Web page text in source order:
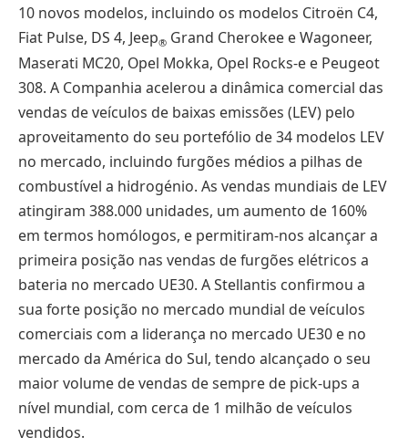
10 novos modelos, incluindo os modelos Citroën C4,
Fiat Pulse, DS 4, Jeep® Grand Cherokee e Wagoneer,
Maserati MC20, Opel Mokka, Opel Rocks-e e Peugeot
308. A Companhia acelerou a dinâmica comercial das
vendas de veículos de baixas emissões (LEV) pelo
aproveitamento do seu portefólio de 34 modelos LEV
no mercado, incluindo furgões médios a pilhas de
combustível a hidrogénio. As vendas mundiais de LEV
atingiram 388.000 unidades, um aumento de 160%
em termos homólogos, e permitiram-nos alcançar a
primeira posição nas vendas de furgões elétricos a
bateria no mercado UE30. A Stellantis confirmou a
sua forte posição no mercado mundial de veículos
comerciais com a liderança no mercado UE30 e no
mercado da América do Sul, tendo alcançado o seu
maior volume de vendas de sempre de pick-ups a
nível mundial, com cerca de 1 milhão de veículos
vendidos.